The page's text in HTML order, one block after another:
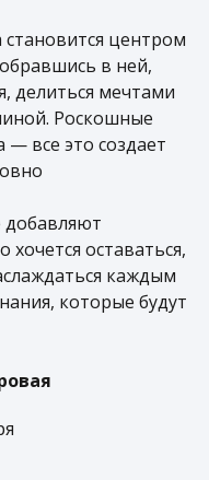
центром
в ней,
делиться мечтами
Роскошные
все это создает
добавляют
оставаться,
каждым
которые будут